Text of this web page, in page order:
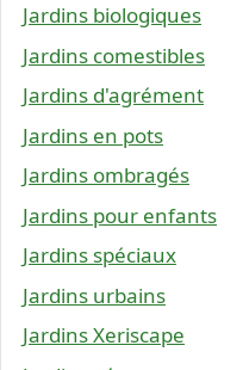
Jardins biologiques
Jardins comestibles
Jardins d'agrément
Jardins en pots
Jardins ombragés
Jardins pour enfants
Jardins spéciaux
Jardins urbains
Jardins Xeriscape